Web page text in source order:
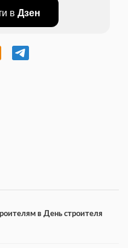
в Дзен
в День строителя